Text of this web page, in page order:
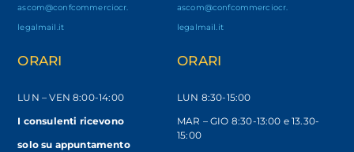
ascom@confcommerciocr.
legalmail.it
ORARI
LUN – VEN8:00-14:00
I consulenti ricevono
solosu appuntamento
ascom@confcommerciocr.
legalmail.it
ORARI
LUN 8:30-15:00
MAR – GIO 8:30-13:00 e 13.30-
15:00